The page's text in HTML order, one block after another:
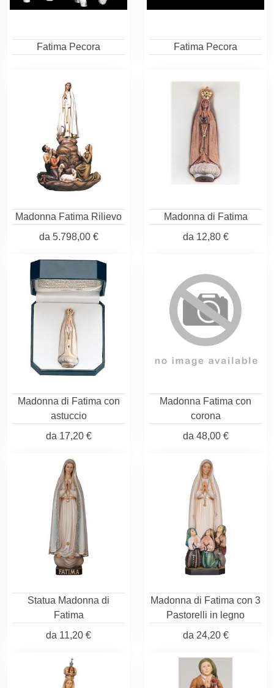
Fatima Pecora Fatima Pecora
Madonna Fatima Rilievo
da 5.798,00 €
Madonna di Fatima
da 12,80 €
Madonna di Fatima con
astuccio
da 17,20 €
Madonna Fatima con
corona
da 48,00 €
Statua Madonna di
Fatima
da 11,20 €
Madonna di Fatima con 3
Pastorelli in legno
da 24,20 €